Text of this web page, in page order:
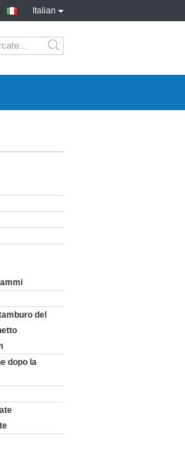
Italian
del
dopo la